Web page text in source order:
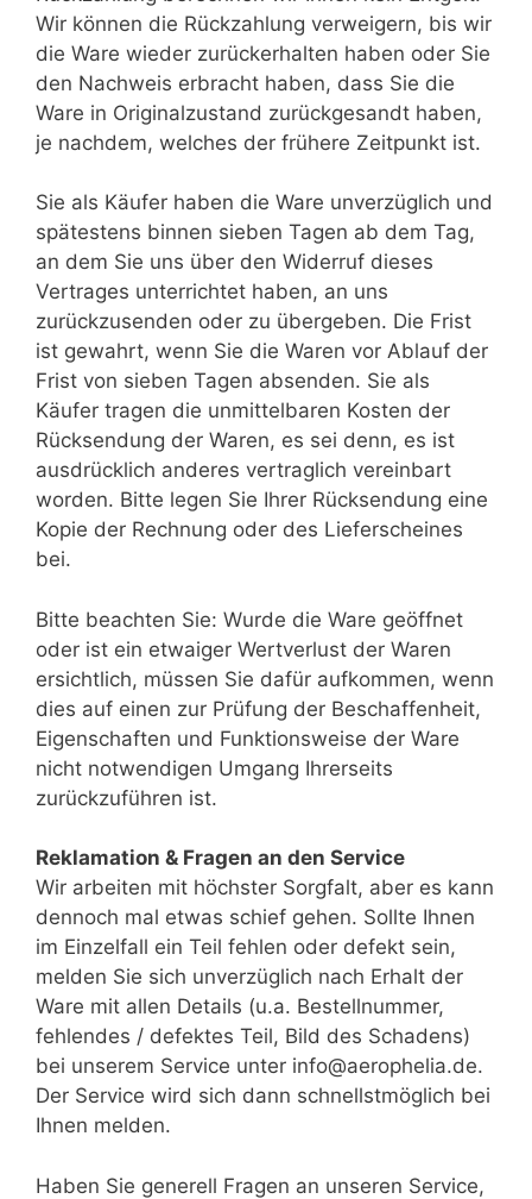
Wir können die Rückzahlung verweigern, bis wir
die Ware wieder zurückerhalten haben oder Sie
den Nachweis erbracht haben, dass Sie die
Ware in Originalzustand zurückgesandt haben,
je nachdem, welches der frühere Zeitpunkt ist.
Sie als Käufer haben die Ware unverzüglich und
spätestens binnen sieben Tagen ab dem Tag,
an dem Sie uns über den Widerruf dieses
Vertrages unterrichtet haben, an uns
zurückzusenden oder zu übergeben. Die Frist
ist gewahrt, wenn Sie die Waren vor Ablauf der
Frist von sieben Tagen absenden. Sie als
Käufer tragen die unmittelbaren Kosten der
Rücksendung der Waren, es sei denn, es ist
ausdrücklich anderes vertraglich vereinbart
worden. Bitte legen Sie Ihrer Rücksendung eine
Kopie der Rechnung oder des Lieferscheines
bei.
Bitte beachten Sie: Wurde die Ware geöffnet
oder ist ein etwaiger Wertverlust der Waren
ersichtlich, müssen Sie dafür aufkommen, wenn
dies auf einen zur Prüfung der Beschaffenheit,
Eigenschaften und Funktionsweise der Ware
nicht notwendigen Umgang Ihrerseits
zurückzuführen ist.
Reklamation & Fragen an den Service
Wir arbeiten mit höchster Sorgfalt, aber es kann
dennoch mal etwas schief gehen. Sollte Ihnen
im Einzelfall ein Teil fehlen oder defekt sein,
melden Sie sich unverzüglich nach Erhalt der
Ware mit allen Details (u.a. Bestellnummer,
fehlendes / defektes Teil, Bild des Schadens)
bei unserem Service unter info@aerophelia.de.
Der Service wird sich dann schnellstmöglich bei
Ihnen melden.
Haben Sie generell Fragen an unseren Service,